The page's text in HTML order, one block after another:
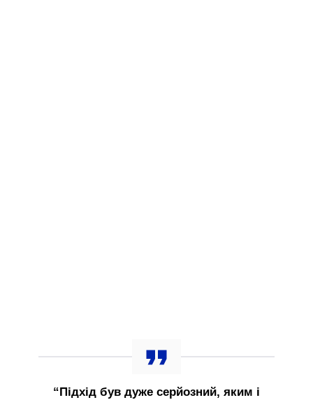
“Підхід був дуже серйозний, яким і